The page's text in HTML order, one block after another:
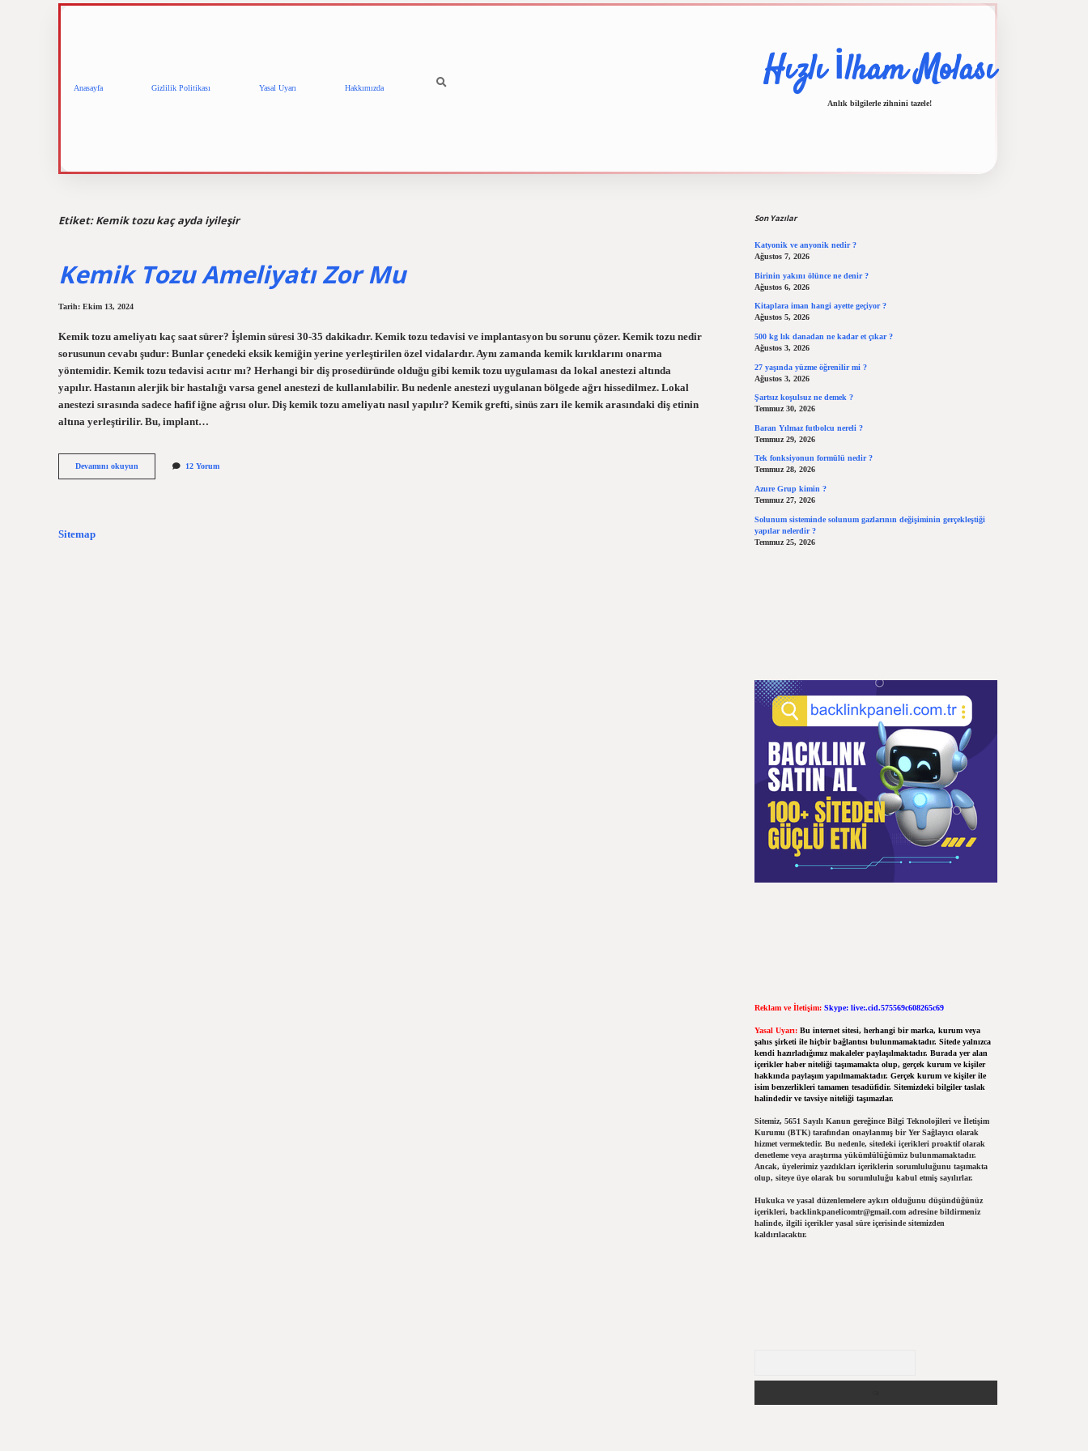
Anasayfa Gizlilik Politikası Yasal Uyarı Hakkımızda Hızlı İlham Molası
Anlık bilgilerle zihnini tazele!
Etiket:Kemik tozu kaç ayda iyileşir
Kemik Tozu Ameliyatı Zor Mu
Tarih: Ekim 13, 2024
Kemik tozu ameliyatı kaç saat sürer? İşlemin süresi 30-35 dakikadır. Kemik tozu tedavisi ve implantasyon bu sorunu çözer. Kemik tozu nedir
sorusunun cevabı şudur: Bunlar çenedeki eksik kemiğin yerine yerleştirilen özel vidalardır. Aynı zamanda kemik kırıklarını onarma
yöntemidir. Kemik tozu tedavisi acıtır mı? Herhangi bir diş prosedüründe olduğu gibi kemik tozu uygulaması da lokal anestezi altında
yapılır. Hastanın alerjik bir hastalığı varsa genel anestezi de kullanılabilir. Bu nedenle anestezi uygulanan bölgede ağrı hissedilmez. Lokal
anestezi sırasında sadece hafif iğne ağrısı olur. Diş kemik tozu ameliyatı nasıl yapılır? Kemik grefti, sinüs zarı ile kemik arasındaki diş etinin
altına yerleştirilir. Bu, implant…
Devamını okuyun
Tozu
12 Yorum
Sitemap
Son Yazılar
Katyonik ve anyonik nedir ?
Ağustos 7, 2026
Birinin yakını ölünce ne denir ?
Ağustos 6, 2026
Kitaplara iman hangi ayette geçiyor ?
Ağustos 5, 2026
500 kg lık danadan ne kadar et çıkar ?
Ağustos 3, 2026
27 yaşında yüzme öğrenilir mi ?
Ağustos 3, 2026
Şartsız koşulsuz ne demek ?
Temmuz 30, 2026
Baran Yılmaz futbolcu nereli ?
Temmuz 29, 2026
Tek fonksiyonun formülü nedir ?
Temmuz 28, 2026
Azure Grup kimin ?
Temmuz 27, 2026
Solunum sisteminde solunum gazlarının değişiminin gerçekleştiği
yapılar nelerdir ?
Temmuz 25, 2026
Reklam ve İletişim: Skype: live:.cid.575569c608265c69
Yasal Uyarı: Bu internet sitesi, herhangi bir marka, kurum veya
şahıs şirketi ile hiçbir bağlantısı bulunmamaktadır. Sitede yalnızca
kendi hazırladığımız makaleler paylaşılmaktadır. Burada yer alan
içerikler haber niteliği taşımamakta olup, gerçek kurum ve kişiler
hakkında paylaşım yapılmamaktadır. Gerçek kurum ve kişiler ile
isim benzerlikleri tamamen tesadüfidir. Sitemizdeki bilgiler taslak
halindedir ve tavsiye niteliği taşımazlar.
Sitemiz, 5651 Sayılı Kanun gereğince Bilgi Teknolojileri ve İletişim
Kurumu (BTK) tarafından onaylanmış bir Yer Sağlayıcı olarak
hizmet vermektedir. Bu nedenle, sitedeki içerikleri proaktif olarak
denetleme veya araştırma yükümlülüğümüz bulunmamaktadır.
Ancak, üyelerimiz yazdıkları içeriklerin sorumluluğunu taşımakta
olup, siteye üye olarak bu sorumluluğu kabul etmiş sayılırlar.
Hukuka ve yasal düzenlemelere aykırı olduğunu düşündüğünüz
içerikleri, backlinkpanelicomtr@gmail.comadresine bildirmeniz
halinde, ilgili içerikler yasal süre içerisinde sitemizden
kaldırılacaktır.